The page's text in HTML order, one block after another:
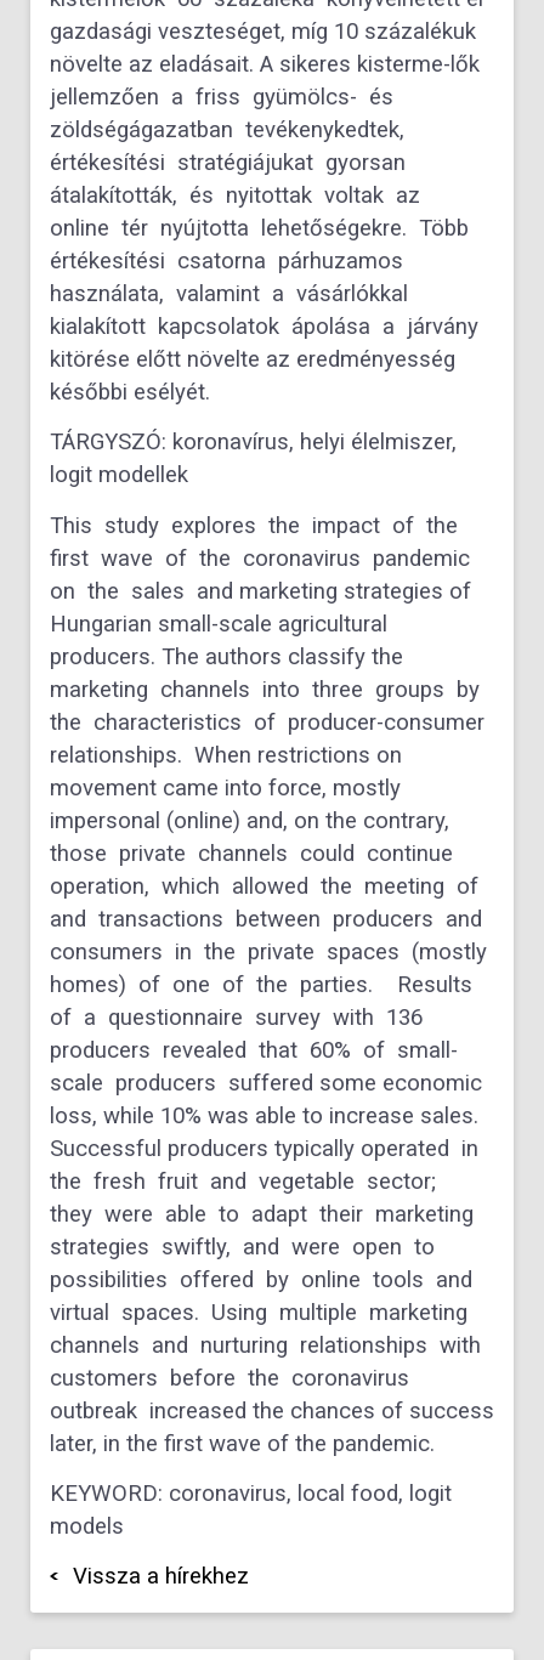
gazdasági veszteséget, míg 10 százalékuk
növelte az eladásait. A sikeres kisterme-lők
jellemzően a friss gyümölcs- és
zöldségágazatban tevékenykedtek,
értékesítési stratégiájukat gyorsan
átalakították, és nyitottak voltak az
online tér nyújtotta lehetőségekre. Több
értékesítési csatorna párhuzamos
használata, valamint a vásárlókkal
kialakított kapcsolatok ápolása a járvány
kitörése előtt növelte az eredményesség
későbbi esélyét.
TÁRGYSZÓ: koronavírus, helyi élelmiszer,
logit modellek
This study explores the impact of the
first wave of the coronavirus pandemic
on the sales and marketing strategies of
Hungarian small-scale agricultural
producers. The authors classify the
marketing channels into three groups by
the characteristics of producer-consumer
relationships. When restrictions on
movement came into force, mostly
impersonal (online) and, on the contrary,
those private channels could continue
operation, which allowed the meeting of
and transactions between producers and
consumers in the private spaces (mostly
homes) of one of the parties. Results
of a questionnaire survey with 136
producers revealed that 60% of small-
scale producers suffered some economic
loss, while 10% was able to increase sales.
Successful producers typically operated in
the fresh fruit and vegetable sector;
they were able to adapt their marketing
strategies swiftly, and were open to
possibilities offered by online tools and
virtual spaces. Using multiple marketing
channels and nurturing relationships with
customers before the coronavirus
outbreak increased the chances of success
later, in the first wave of the pandemic.
KEYWORD: coronavirus, local food, logit
models
Vissza a hírekhez